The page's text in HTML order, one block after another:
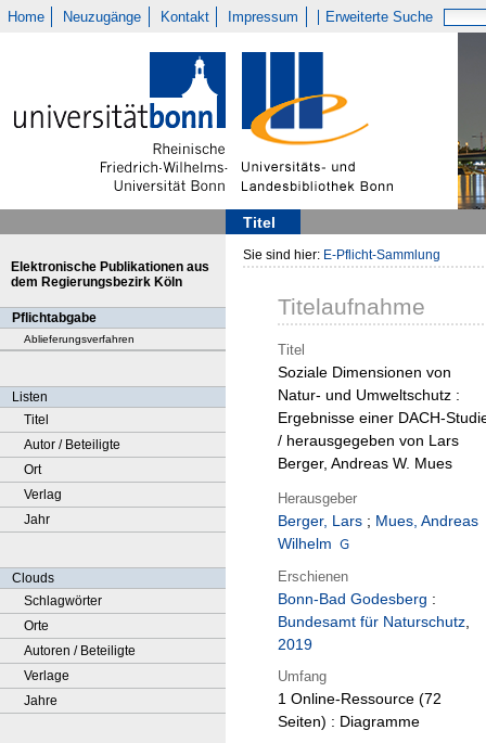
Home Neuzugänge Kontakt Impressum Erweiterte Suche
Titel
Elektronische Publikationen aus
dem Regierungsbezirk Köln
Pflichtabgabe
Ablieferungsverfahren
Listen
Titel
Autor / Beteiligte
Ort
Verlag
Jahr
Clouds
Schlagwörter
Orte
Autoren / Beteiligte
Verlage
Jahre
Sie sind hier: E-Pflicht-Sammlung
Titelaufnahme
Titel
Soziale Dimensionen von
Natur- und Umweltschutz :
Ergebnisse einer DACH-
/ herausgegeben von Lars
Berger, Andreas W. Mues
Herausgeber
Berger, Lars ; Mues, Andreas
Wilhelm
Erschienen
Bonn-Bad Godesberg :
Bundesamt für Naturschutz,
2019
Umfang
1 Online-Ressource (72
Seiten) : Diagramme